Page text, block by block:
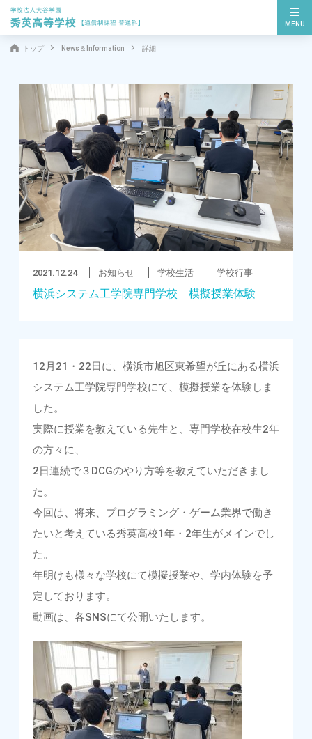
MENU
トップ News＆Information 詳細
2021.12.24 お知らせ 学校生活 学校行事
横浜システム工学院専門学校 模擬授業体験
12月21・22日に、横浜市旭区東希望が丘にある横浜
システム工学院専門学校にて、模擬授業を体験しま
した。
実際に授業を教えている先生と、専門学校在校生2年
の方々に、
2日連続で３DCGのやり方等を教えていただきまし
た。
今回は、将来、プログラミング・ゲーム業界で働き
たいと考えている秀英高校1年・2年生がメインでし
た。
年明けも様々な学校にて模擬授業や、学内体験を予
定しております。
動画は、各SNSにて公開いたします。